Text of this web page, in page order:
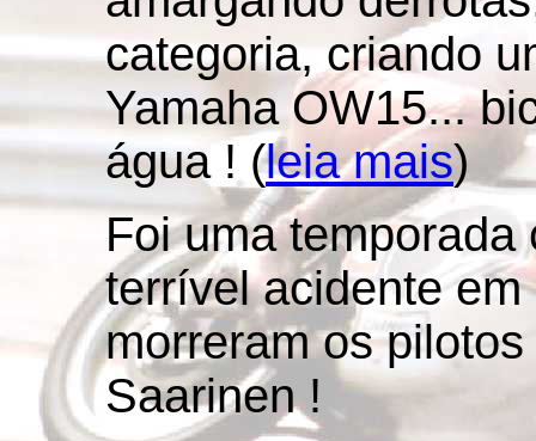
categoria, criando
Yamaha OW15...
água ! (leia mais)
Foi uma
terrível acidente
morreram os
Saarinen !